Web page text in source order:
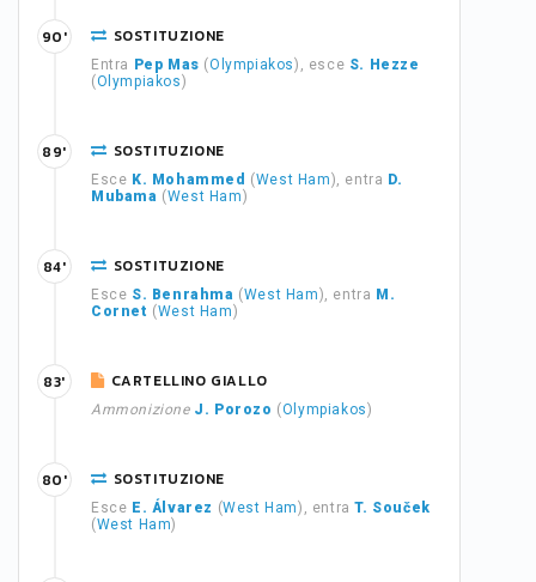
SOSTITUZIONE
Entra Pep Mas (Olympiakos), esce S. Hezze
(Olympiakos)
90'
SOSTITUZIONE
Esce K. Mohammed (West Ham), entra D.
Mubama (West Ham)
89'
SOSTITUZIONE
Esce S. Benrahma (West Ham), entra M.
Cornet (West Ham)
84'
CARTELLINO GIALLO
Ammonizione J. Porozo (Olympiakos)
83'
SOSTITUZIONE
Esce E. Álvarez (West Ham), entraT. Souček
(West Ham)
80'